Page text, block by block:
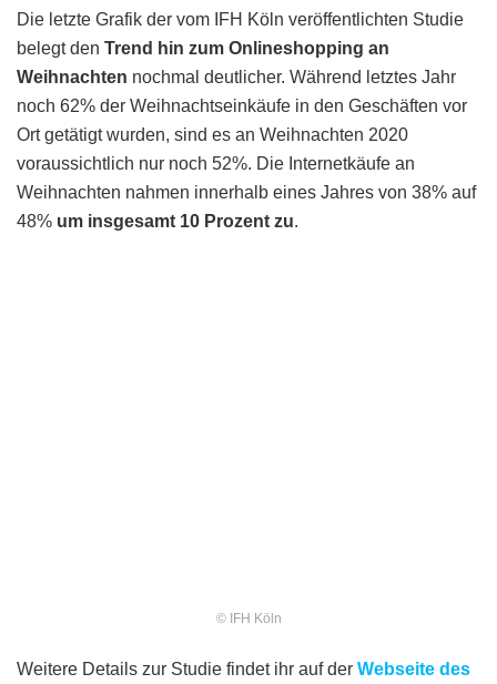
Die letzte Grafik der vom IFH Köln veröffentlichten Studie
belegt den Trend hin zum Onlineshopping an
Weihnachten nochmal deutlicher. Während letztes Jahr
noch 62% der Weihnachtseinkäufe in den Geschäften vor
Ort getätigt wurden, sind es an Weihnachten 2020
voraussichtlich nur noch 52%. Die Internetkäufe an
Weihnachten nahmen innerhalb eines Jahres von 38% auf
48% um insgesamt 10 Prozent zu.
© IFH Köln
Weitere Details zur Studie findet ihr auf der Webseite des